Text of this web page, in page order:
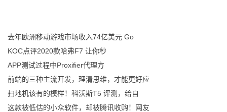
去年欧洲移动游戏市场收入74亿美元 Go
KOC点评2020款哈弗F7 让你秒
APP测试过程中Proxifier代理方
前端的三种主流开发，理清思维，才能更好应
扫地机该有的模样！科沃斯T5 评测，给自
这款被低估的小众软件，却被腾讯收购！网友